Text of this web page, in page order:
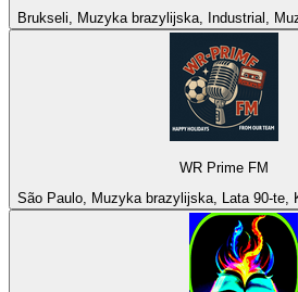
Brukseli, Muzyka brazylijska, Industrial,
WR Prime FM
São Paulo, Muzyka brazylijska, Lata 90-te,